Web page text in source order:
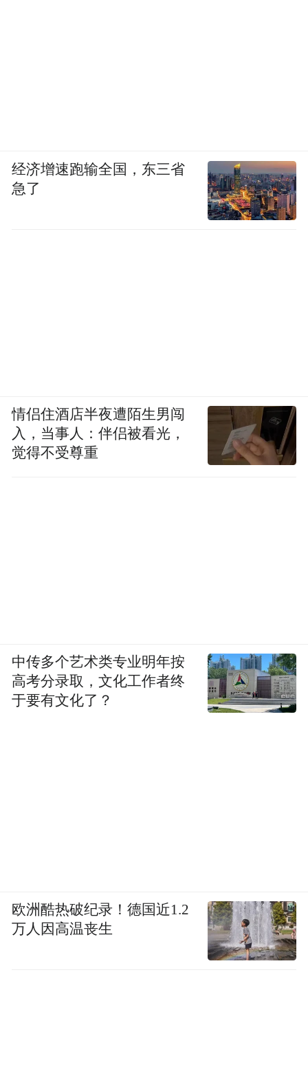
经济增速跑输全国，东三省
急了
情侣住酒店半夜遭陌生男闯
入，当事人：伴侣被看光，
觉得不受尊重
中传多个艺术类专业明年按
高考分录取，文化工作者终
于要有文化了？
欧洲酷热破纪录！德国近1.2
万人因高温丧生